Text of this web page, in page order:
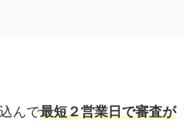
んで最短２営業日で審査が